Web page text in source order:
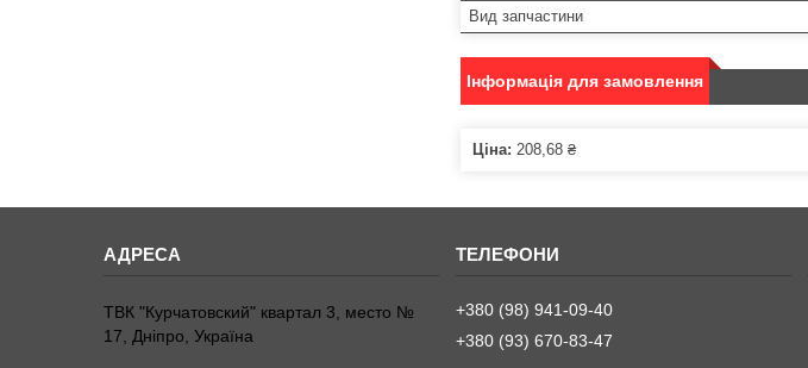
Вид запчастини
Інформація для замовлення
Ціна: 208,68 ₴
ТВК "Курчатовский" квартал 3, место №
17, Дніпро, Україна
+380 (98) 941-09-40
+380 (93) 670-83-47